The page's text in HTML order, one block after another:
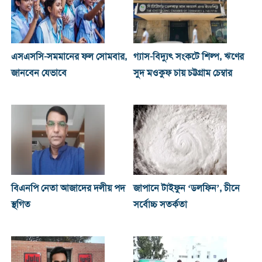
এসএসসি-সমমানের ফল সোমবার,
জানবেন যেভাবে
গ্যাস-বিদ্যুৎ সংকটে শিল্প, ঋণের
সুদ মওকুফ চায় চট্টগ্রাম চেম্বার
বিএনপি নেতা আজাদের দলীয় পদ
স্থগিত
জাপানে টাইফুন ‘ডলফিন’, চীনে
সর্বোচ্চ সতর্কতা